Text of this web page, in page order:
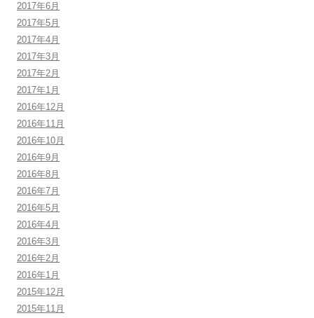
2017年6月
2017年5月
2017年4月
2017年3月
2017年2月
2017年1月
2016年12月
2016年11月
2016年10月
2016年9月
2016年8月
2016年7月
2016年5月
2016年4月
2016年3月
2016年2月
2016年1月
2015年12月
2015年11月